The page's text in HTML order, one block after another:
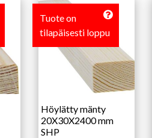
Tuote on
tilapäisesti loppu
Höylätty mänty
20X30X2400 mm
SHP